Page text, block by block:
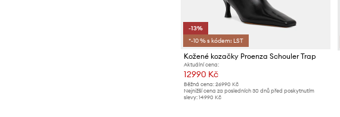
-13%
*-10 % s kódem: LST
Kožené kozačky Proenza Schouler Trap
Aktuální cena:
12990 Kč
Běžná cena: 26990 Kč
Nejnižší cena za posledních 30 dnů před poskytnutím
slevy: 14990 Kč